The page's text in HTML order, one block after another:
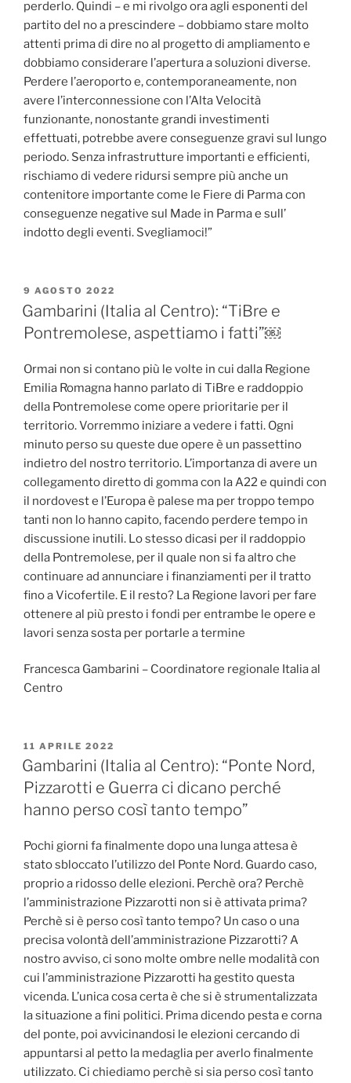
perderlo. Quindi – e mi rivolgo ora agli esponenti del
partito del no a prescindere – dobbiamo stare molto
attenti prima di dire no al progetto di ampliamento e
dobbiamo considerare l’apertura a soluzioni diverse.
Perdere l’aeroporto e, contemporaneamente, non
avere l’interconnessione con l’Alta Velocità
funzionante, nonostante grandi investimenti
effettuati, potrebbe avere conseguenze gravi sul lungo
periodo. Senza infrastrutture importanti e efficienti,
rischiamo di vedere ridursi sempre più anche un
contenitore importante come le Fiere di Parma con
conseguenze negative sul Made in Parma e sull’
indotto degli eventi. Svegliamoci!”
PUBBLICATO
IL
9 AGOSTO 2022
Gambarini (Italia al Centro): “TiBre e
Pontremolese, aspettiamo i fatti”￼
Ormai non si contano più le volte in cui dalla Regione
Emilia Romagna hanno parlato di TiBre e raddoppio
della Pontremolese come opere prioritarie per il
territorio. Vorremmo iniziare a vedere i fatti. Ogni
minuto perso su queste due opere è un passettino
indietro del nostro territorio. L’importanza di avere un
collegamento diretto di gomma con la A22 e quindi con
il nordovest e l’Europa è palese ma per troppo tempo
tanti non lo hanno capito, facendo perdere tempo in
discussione inutili. Lo stesso dicasi per il raddoppio
della Pontremolese, per il quale non si fa altro che
continuare ad annunciare i finanziamenti per il tratto
fino a Vicofertile. E il resto? La Regione lavori per fare
ottenere al più presto i fondi per entrambe le opere e
lavori senza sosta per portarle a termine
Francesca Gambarini – Coordinatore regionale Italia al
Centro
PUBBLICATO
IL
11 APRILE 2022
Gambarini (Italia al Centro): “Ponte Nord,
Pizzarotti e Guerra ci dicano perché
hanno perso così tanto tempo”
Pochi giorni fa finalmente dopo una lunga attesa è
stato sbloccato l’utilizzo del Ponte Nord. Guardo caso,
proprio a ridosso delle elezioni. Perchè ora? Perchè
l’amministrazione Pizzarotti non si è attivata prima?
Perchè si è perso così tanto tempo? Un caso o una
precisa volontà dell’amministrazione Pizzarotti? A
nostro avviso, ci sono molte ombre nelle modalità con
cui l’amministrazione Pizzarotti ha gestito questa
vicenda. L’unica cosa certa è che si è strumentalizzata
la situazione a fini politici. Prima dicendo pesta e corna
del ponte, poi avvicinandosi le elezioni cercando di
appuntarsi al petto la medaglia per averlo finalmente
utilizzato. Ci chiediamo perchè si sia perso così tanto